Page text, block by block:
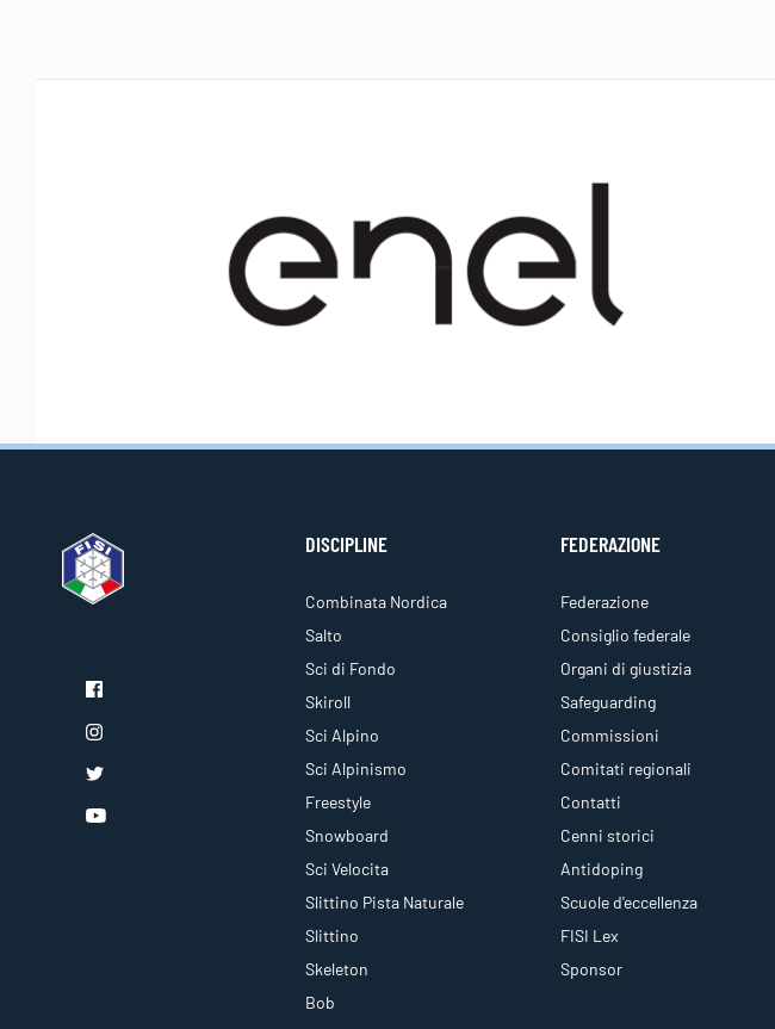
DISCIPLINE
Combinata Nordica
Salto
Sci di Fondo
Skiroll
Sci Alpino
Sci Alpinismo
Freestyle
Snowboard
Sci Velocita
Slittino Pista Naturale
Slittino
Skeleton
Bob
FEDERAZIONE
Federazione
Consiglio federale
Organi di giustizia
Safeguarding
Commissioni
Comitati regionali
Contatti
Cenni storici
Antidoping
Scuole d'eccellenza
FISI Lex
Sponsor